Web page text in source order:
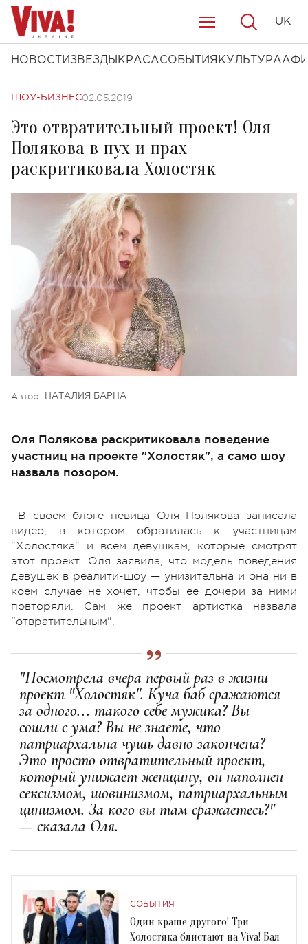
НОВОСТИ ЗВЕЗДЫ КРАСАСОБЫТИЯ КУЛЬТУРА
UK
ШОУ-БИЗНЕС02.05.2019
Это отвратительный проект! Оля
Полякова в пух и прах
раскритиковала Холостяк
Автор: НАТАЛИЯ БАРНА
Оля Полякова раскритиковала поведение
участниц на проекте "Холостяк", а само шоу
назвала позором.
В своем блоге певица Оля Полякова записала
видео, в котором обратилась к участницам
"Холостяка" и всем девушкам, которые смотрят
этот проект. Оля заявила, что модель поведения
девушек в реалити-шоу — унизительна и она ни в
коем случае не хочет, чтобы ее дочери за ними
повторяли. Сам же проект артистка назвала
"отвратительным".
"Посмотрела вчера первый раз в жизни
проект "Холостяк". Куча баб сражаются
за одного... такого себе мужика? Вы
сошли с ума? Вы не знаете, что
патриархальна чушь давно закончена?
Это просто отвратительный проект,
который унижает женщину, он наполнен
сексизмом, шовинизмом, патриархальным
цинизмом. За кого вы там сражаетесь?"
— сказала Оля.
СОБЫТИЯ
Один краше другого! Три
Холостяка блистают на Viva! Бал